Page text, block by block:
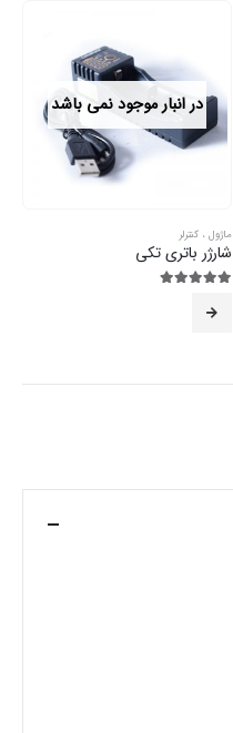
در انبار موجود نمی باشد
ماژول ، کنترلر
شارژر باتری تکی